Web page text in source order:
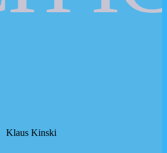
Klaus Kinski